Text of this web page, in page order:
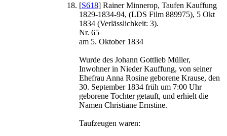
[S618] Rainer Minnerop, Taufen Kauffung
1829-1834-94, (LDS Film 889975), 5 Okt
1834 (Verlässlichkeit: 3).
Nr. 65
am 5. Oktober 1834
Wurde des Johann Gottlieb Müller,
Inwohner in Nieder Kauffung, von seiner
Ehefrau Anna Rosine geborene Krause, den
30. September 1834 früh um 7:00 Uhr
geborene Tochter getauft, und erhielt die
Namen Christiane Ernstine.
Taufzeugen waren: